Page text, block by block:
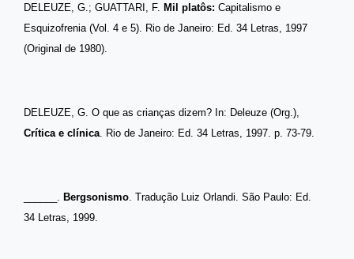
DELEUZE, G.; GUATTARI, F. Mil platôs: Capitalismo e
Esquizofrenia (Vol. 4 e 5). Rio de Janeiro: Ed. 34 Letras, 1997
(Original de 1980).
DELEUZE, G. O que as crianças dizem? In: Deleuze (Org.),
Crítica e clínica . Rio de Janeiro: Ed. 34 Letras, 1997. p. 73-79.
Bergsonismo . Tradução Luiz Orlandi. São Paulo: Ed.
34 Letras, 1999.